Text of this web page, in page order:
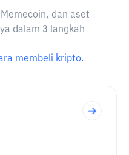
dan aset
dalam 3 langkah
membeli kripto.